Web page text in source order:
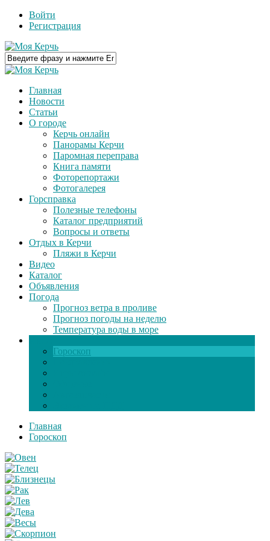
Войти
Регистрация
Главная
Новости
Статьи
О городе
Керчь онлайн
Панорамы Керчи
Паромная переправа
Книга памяти
Фоторепортажи
Фотогалерея
Горсправка
Полезные телефоны
Каталог предприятий
Вопросы и ответы
Отдых в Керчи
Пляжи в Керчи
Видео
Каталог
Объявления
Погода
Прогноз ветра в проливе
Прогноз погоды на неделю
Температура воды в море
Гороскоп
Главная
Гороскоп